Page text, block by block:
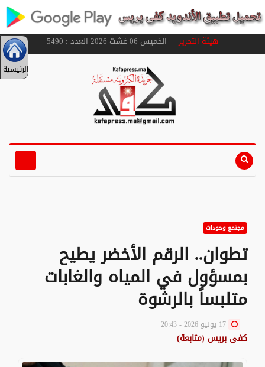
هيئة التحريرالخميس 06 غشت 2026 العدد : 5490
الرئيسية
مجتمع وحوداث
تطوان.. الرقم الأخضر يطيح
بمسؤول في المياه والغابات
متلبساً بالرشوة
كفى بريس (متابعة)